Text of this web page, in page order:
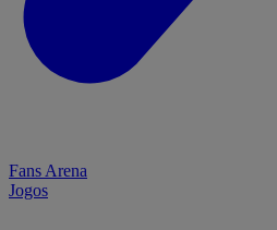
Fans Arena
Jogos